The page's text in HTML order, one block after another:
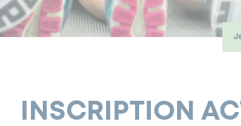
INSCRIPTION